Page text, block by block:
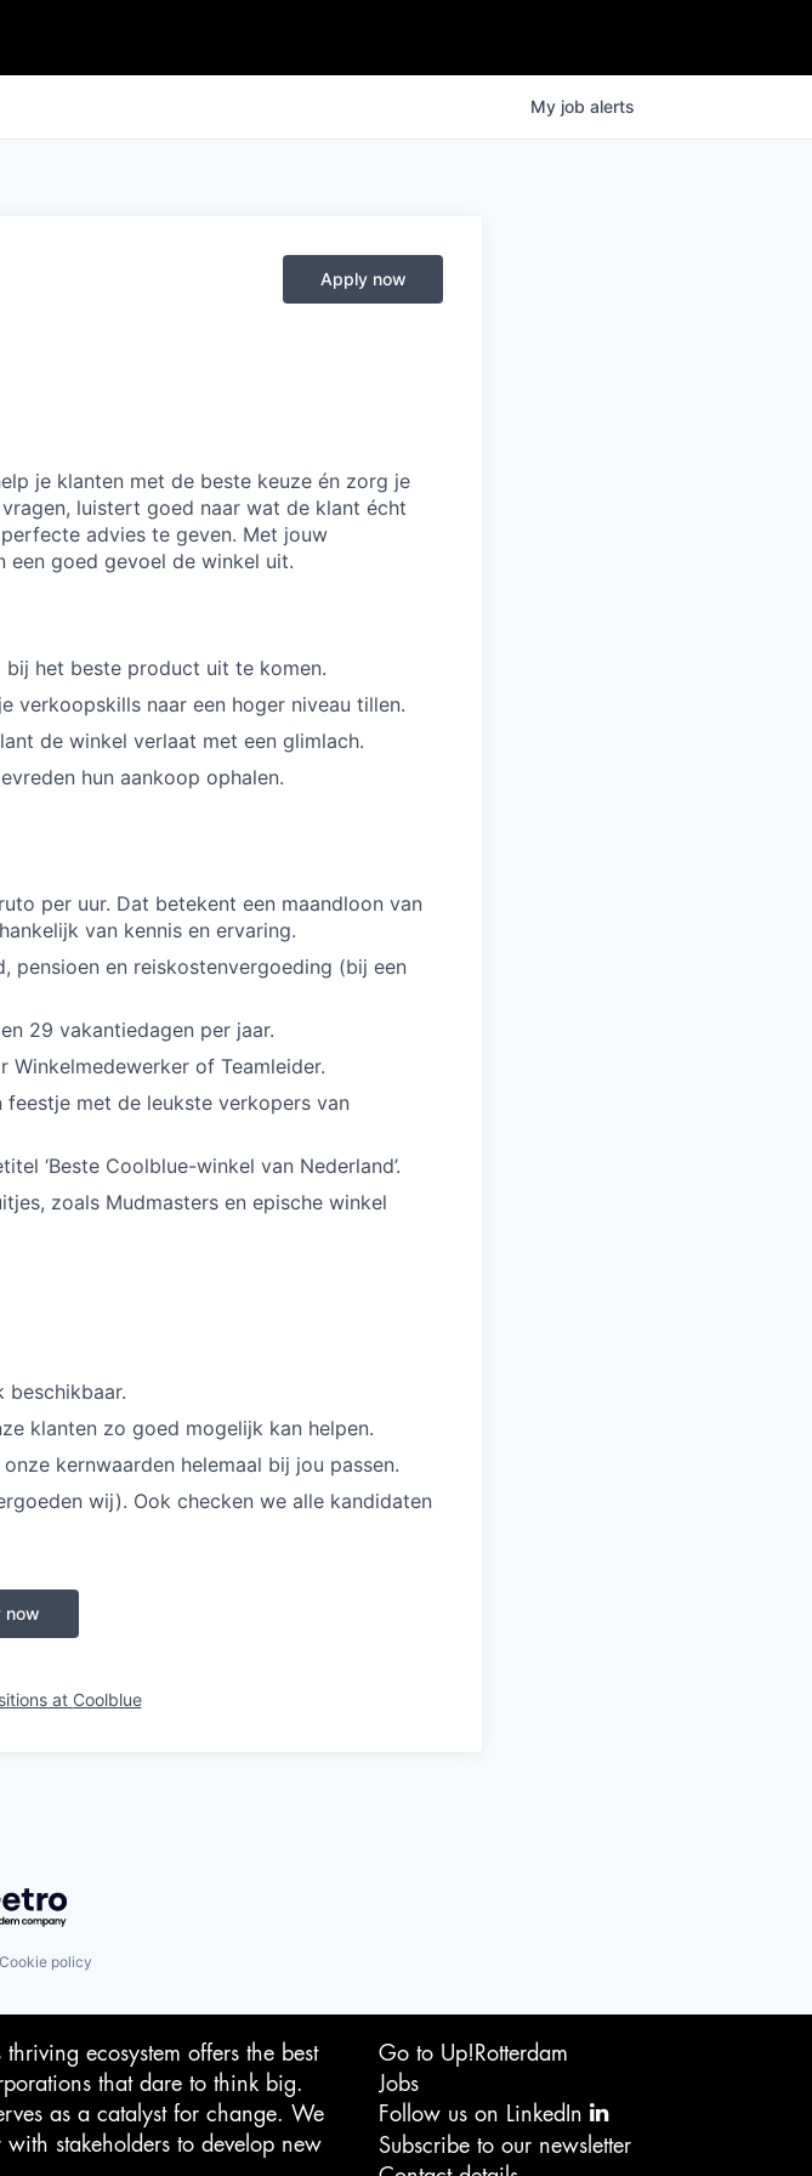
My job alerts
Apply now
je klanten met de beste keuze én zorg je
luistert goed naar wat de klant écht
advies te geven. Met jouw
een goed gevoel de winkel uit.
het beste product uit te komen.
verkoopskills naar een hoger niveau tillen.
de winkel verlaat met een glimlach.
hun aankoop ophalen.
per uur. Dat betekent een maandloon van
van kennis en ervaring.
pensioen en reiskostenvergoeding (bij een
29 vakantiedagen per jaar.
Winkelmedewerker of Teamleider.
met de leukste verkopers van
‘Beste Coolblue-winkel van Nederland’.
zoals Mudmasters en epische winkel
beschikbaar.
klanten zo goed mogelijk kan helpen.
kernwaarden helemaal bij jou passen.
wij). Ook checken we alle kandidaten
now
at Coolblue
by Getro.com
Cookie policy
ecosystem offers the best
that dare to think big.
as a catalyst for change. We
stakeholders to develop new
Go to Up!Rotterdam
Jobs
Follow us on LinkedIn
Subscribe to our newsletter